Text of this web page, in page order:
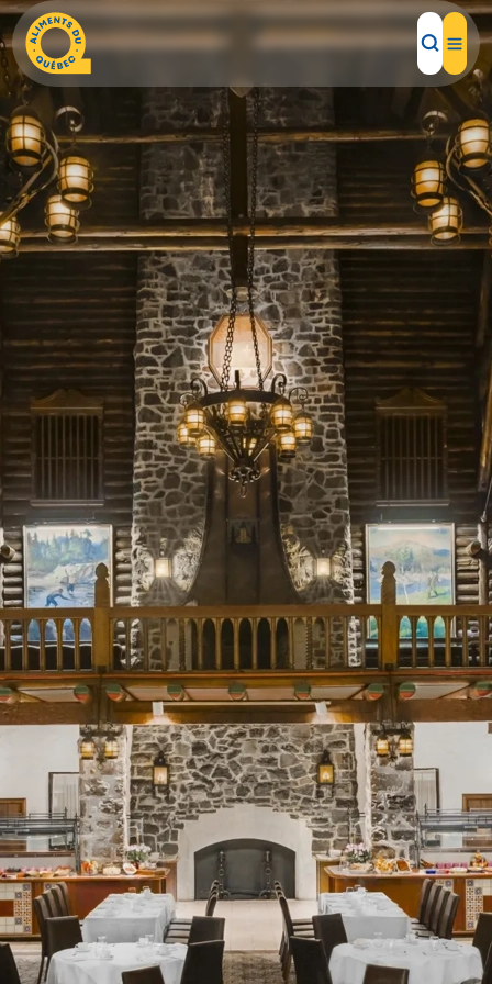
Aliments d'ici
Recettes
Inspirations d'ici
Restaurants
Institutions
À propos
Pourquoi adhérer
Portail adhérent